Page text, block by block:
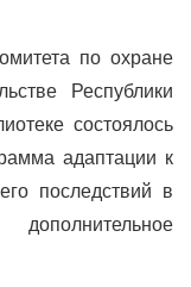
по охране
Республики
состоялось
адаптации к
последствий в